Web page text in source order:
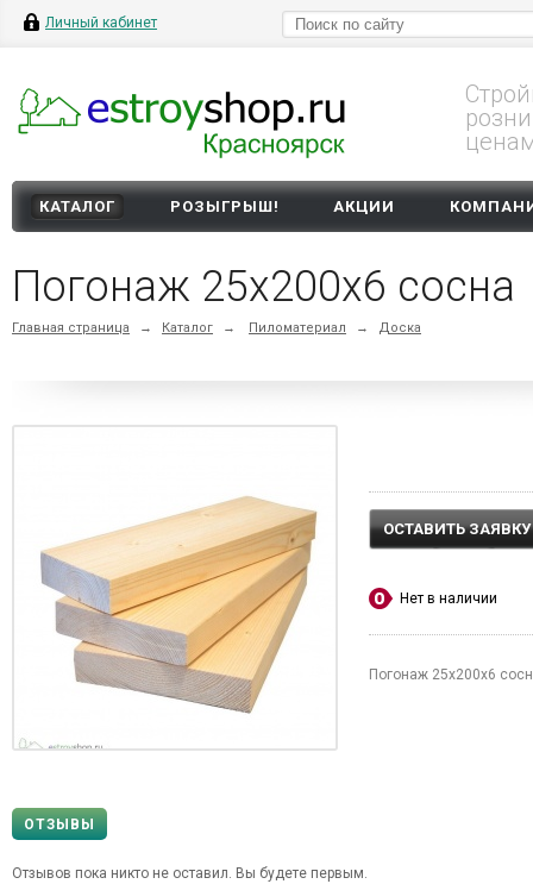
Личный кабинет
КАТАЛОГ РОЗЫГРЫШ! АКЦИИ
Погонаж 25х200х6 сосна
Главная страница → Каталог → Пиломатериал → Доска
ОСТАВИТЬ ЗАЯВКУ
Нет в наличии
Погонаж 25х200х6
ОТЗЫВЫ
Отзывов пока никто не оставил. Вы будете первым.